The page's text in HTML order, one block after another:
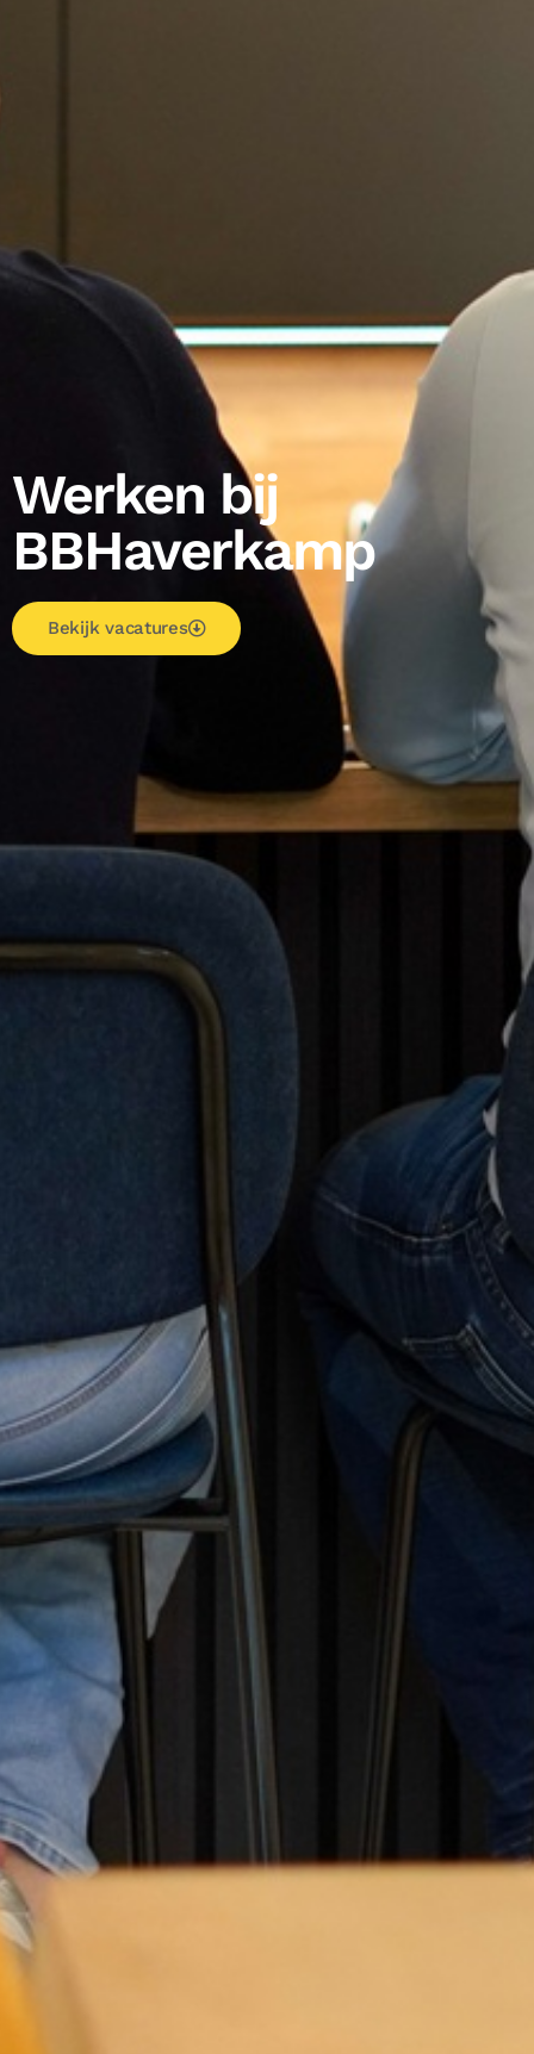
Werken bij
BBHaverkamp
Bekijk vacatures